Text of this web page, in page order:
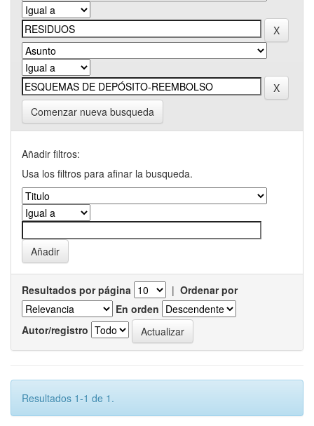
Comenzar nueva busqueda
Añadir filtros:
Usa los filtros para afinar la busqueda.
Resultados por página | Ordenar por
En orden
Autor/registro
Resultados 1-1 de 1.